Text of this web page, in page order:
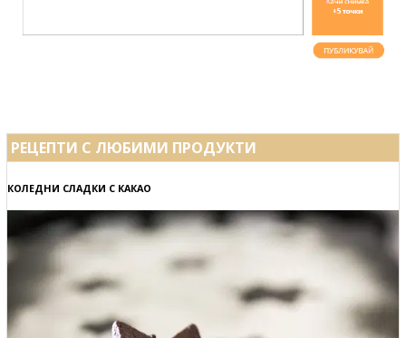
РЕЦЕПТИ С ЛЮБИМИ ПРОДУКТИ
КОЛЕДНИ СЛАДКИ С КАКАО